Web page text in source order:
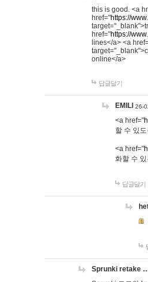
this is good. <a
href="https://
href="https://
lines</a> <a
online</a>
답글달기
EMILI 26-
<a href="
할 수 있
<a href="
화할 수
답글달기
Sprunki retake